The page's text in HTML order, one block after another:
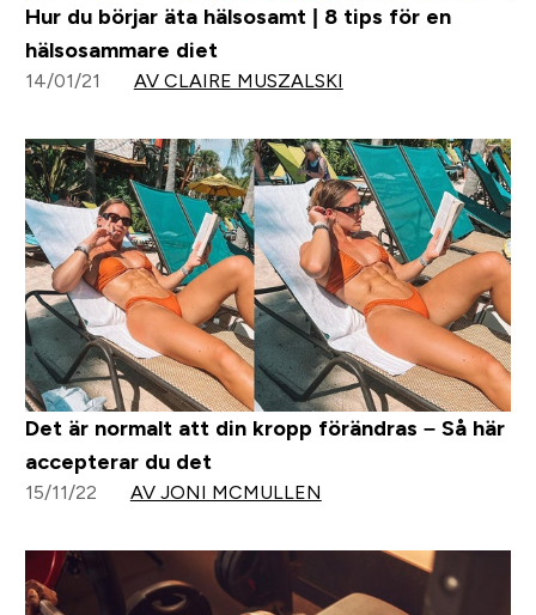
Hur du börjar äta hälsosamt | 8 tips för en
hälsosammare diet
14/01/21 AV CLAIRE MUSZALSKI
Det är normalt att din kropp förändras – Så här
accepterar du det
15/11/22 AV JONI MCMULLEN